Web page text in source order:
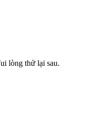
lòng thử lại sau.